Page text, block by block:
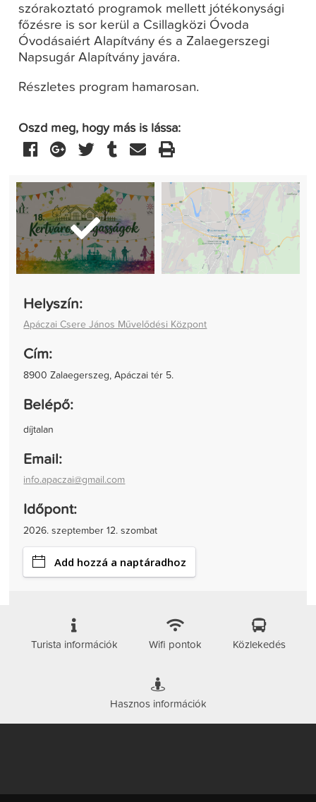
szórakoztató programok mellett jótékonysági
főzésre is sor kerül a Csillagközi Óvoda
Óvodásaiért Alapítvány és a Zalaegerszegi
Napsugár Alapítvány javára.
Részletes program hamarosan.
Oszd meg, hogy más is lássa:
Helyszín:
Apáczai Csere János Művelődési Központ
Cím:
8900 Zalaegerszeg, Apáczai tér 5.
Belépő:
díjtalan
Email:
info.apaczai@gmail.com
Időpont:
2026. szeptember 12. szombat
Add hozzá a naptáradhoz
Turista információk Wifi pontok Közlekedés
Hasznos információk